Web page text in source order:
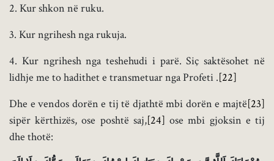
2. Kur shkon në ruku.
3. Kur ngrihesh nga rukuja.
4. Kur ngrihesh nga teshehudi i parë. Siç saktësohet në
lidhje me to hadithet e transmetuar nga Profeti .[22]
Dhe e vendos dorën e tij të djathtë mbi dorën e majtë[23]
sipër kërthizës, ose poshtë saj,[24] ose mbi gjoksin e tij
dhe thotë: